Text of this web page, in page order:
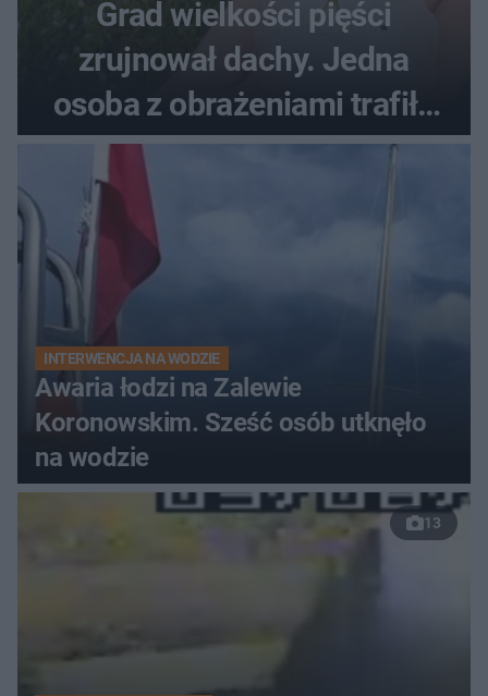
Grad wielkości pięści
zrujnował dachy. Jedna
osoba z obrażeniami trafiła
do szpitala
INTERWENCJA NA WODZIE
Awaria łodzi na Zalewie
Koronowskim. Sześć osób utknęło
na wodzie
13